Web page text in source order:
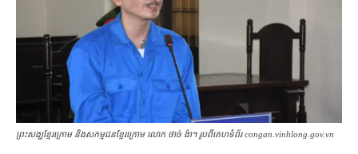
ព្រះសង្ឃ​ខ្មែរក្រោម និង​សកម្មជន​ខ្មែរ​ក្រោម លោក ថាច់ ង៉ា។ រូប​ពី​គេហទំព័រ congan.vinhlong.gov.vn